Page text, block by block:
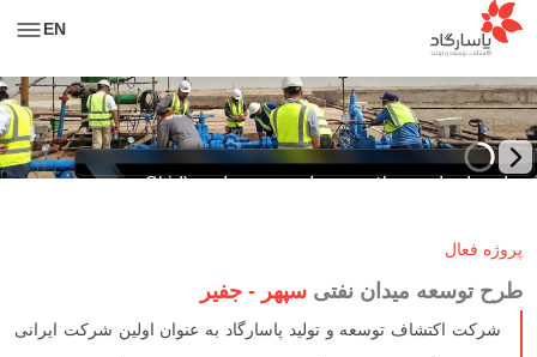
EN
استفاده از تسهیلات سرچاهی پیش‌ساخته (Skid
پروژه فعال
طرح توسعه میدان نفتی سپهر - جفیر
شرکت اکتشاف توسعه و تولید پاسارگاد به عنوان اولین شرکت ایرانی